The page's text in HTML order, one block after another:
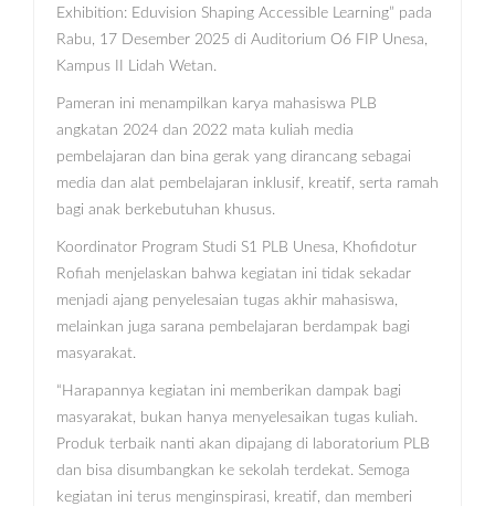
Exhibition: Eduvision Shaping Accessible Learning” pada
Rabu, 17 Desember 2025 di Auditorium O6 FIP Unesa,
Kampus II Lidah Wetan.
Pameran ini menampilkan karya mahasiswa PLB
angkatan 2024 dan 2022 mata kuliah media
pembelajaran dan bina gerak yang dirancang sebagai
media dan alat pembelajaran inklusif, kreatif, serta ramah
bagi anak berkebutuhan khusus.
Koordinator Program Studi S1 PLB Unesa, Khofidotur
Rofiah menjelaskan bahwa kegiatan ini tidak sekadar
menjadi ajang penyelesaian tugas akhir mahasiswa,
melainkan juga sarana pembelajaran berdampak bagi
masyarakat.
“Harapannya kegiatan ini memberikan dampak bagi
masyarakat, bukan hanya menyelesaikan tugas kuliah.
Produk terbaik nanti akan dipajang di laboratorium PLB
dan bisa disumbangkan ke sekolah terdekat. Semoga
kegiatan ini terus menginspirasi, kreatif, dan memberi